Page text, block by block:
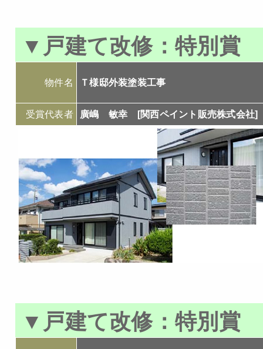
▼ 戸建て改修：特別賞
物件名 Ｔ様邸外装塗装工事
受賞代表者 廣嶋 敏幸 [関西ペイント販売株式会社]
▼ 戸建て改修：特別賞